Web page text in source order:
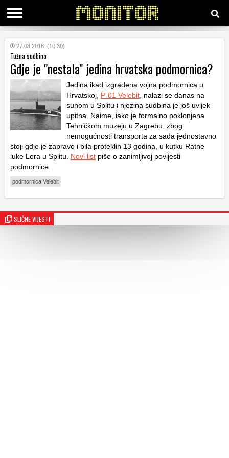
KATEGORIJE
HRVATSKI
WEB
27.03.2018. (10:30)
Tužna sudbina
Gdje je "nestala" jedina hrvatska podmornica?
Jedina ikad izgrađena vojna podmornica u
Hrvatskoj, P-01 Velebit , nalazi se danas na
suhom u Splitu i njezina sudbina je još uvijek
upitna. Naime, iako je formalno poklonjena
Tehničkom muzeju u Zagrebu, zbog
nemogućnosti transporta za sada jednostavno
stoji gdje je zapravo i bila proteklih 13 godina, u kutku Ratne
luke Lora u Splitu. Novi list piše o zanimljivoj povijesti
podmornice.
podmornica Velebit
SLIČNE VIJESTI